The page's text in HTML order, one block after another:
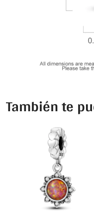
También te